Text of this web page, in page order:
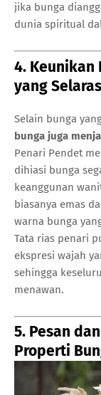
jika bunga
dunia spiritual
4. Keunikan
yang
Selain bunga
bunga juga
Penari Pendet
dihiasi bunga
keanggunan
biasanya emas
warna bunga
Tata rias penari
ekspresi wajah
sehingga
menawan.
5. Pesan
Properti